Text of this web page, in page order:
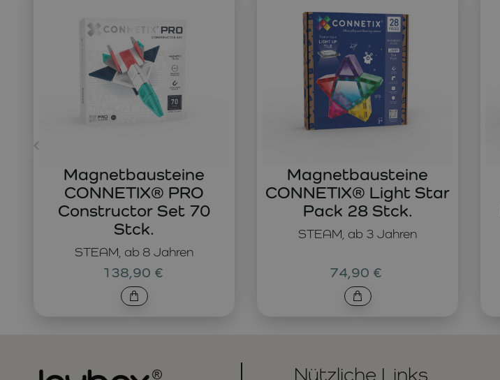
STEAM, ab 8 Jahren
Magnetbausteine
CONNETIX® PRO
Constructor Set 70
Stck.
138,90 €
STEAM, ab 3 Jahren
Magnetbausteine
CONNETIX® Light Star
Pack 28 Stck.
74,90 €
Nützliche Links